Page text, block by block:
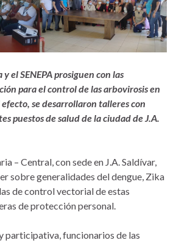
el SENEPA prosiguen con las
para el control de las arbovirosis en
se desarrollaron talleres con
puestos de salud de la ciudad de J.A.
– Central, con sede en J.A. Saldívar,
sobre generalidades del dengue, Zika
de control vectorial de estas
de protección personal.
participativa, funcionarios de las